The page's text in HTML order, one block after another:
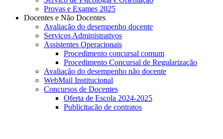
Provas e Exames 2025
Docentes e Não Docentes
Avaliação do desempenho docente
Serviços Administrativos
Assistentes Operacionais
Procedimento concursal comum
Procedimento Concursal de Regularização
Avaliação do desempenho não docente
WebMail Institucional
Concursos de Docentes
Oferta de Escola 2024-2025
Publicitação de contratos